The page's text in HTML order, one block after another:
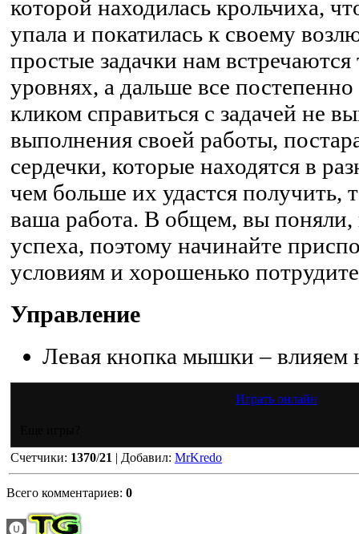
которой находилась крольчиха,
упала и покатилась к своему
простые задачки нам
уровнях, а дальше все
кликом справиться с задачей не
выполнения своей работы,
сердечки, которые находятся в
чем больше их удастся получить,
ваша работа. В общем, вы поняли,
успеха, поэтому начинайте
условиям и хорошенько
Управление
Левая кнопка мышки – влияем
Играть онлайн
Счетчики: 1370/21 | Добавил: MrKredo
Всего комментариев: 0